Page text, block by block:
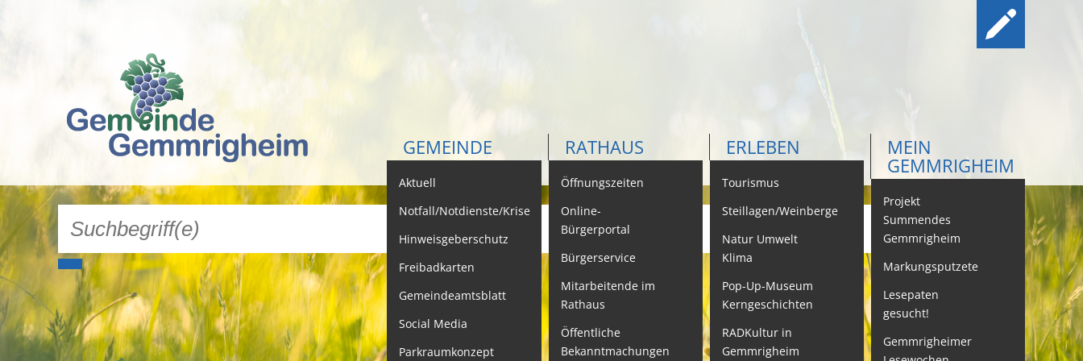
GEMEINDE
Aktuell
Notfall/Notdienste/Krise
Hinweisgeberschutz
Freibadkarten
Gemeindeamtsblatt
Social Media
Parkraumkonzept
RATHAUS
Öffnungszeiten
Kontakt
Online-
Bürgerportal
Bürgerservice
Behördenwegweiser
Lebenslagen
Leistungen -
Service BW
Mitarbeitende im
Rathaus
Öffentliche
Bekanntmachungen
ERLEBEN
Tourismus
Steillagen/Weinberge
Natur Umwelt
Klima
Pop-Up-Museum
Kerngeschichten
RADKultur in
Gemmrigheim
MEIN
GEMMRIGHEIM
Projekt
Summendes
Gemmrigheim
Markungsputzete
Lesepaten
gesucht!
Gemmrigheimer